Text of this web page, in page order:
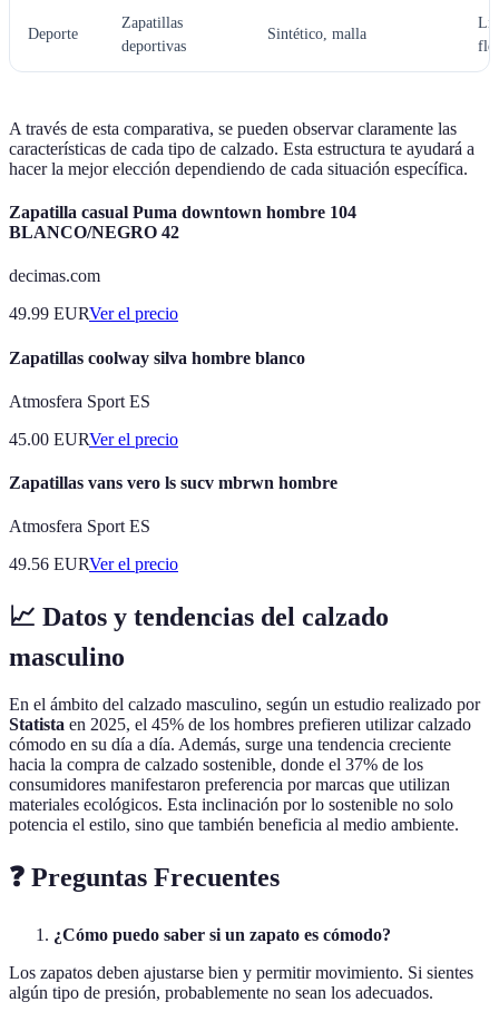
Deporte
Zapatillas
deportivas
Sintético, malla
A través de esta comparativa, se pueden observar claramente las
características de cada tipo de calzado. Esta estructura te ayudará a
hacer la mejor elección dependiendo de cada situación específica.
Zapatilla casual Puma downtown hombre 104
BLANCO/NEGRO 42
decimas.com
49.99 EURVer el precio
Zapatillas coolway silva hombre blanco
Atmosfera Sport ES
45.00 EURVer el precio
Zapatillas vans vero ls sucv mbrwn hombre
Atmosfera Sport ES
49.56 EURVer el precio
📈 Datos y tendencias del calzado
masculino
En el ámbito del calzado masculino, según un estudio realizado por
Statista en 2025, el 45% de los hombres prefieren utilizar calzado
cómodo en su día a día. Además, surge una tendencia creciente
hacia la compra de calzado sostenible, donde el 37% de los
consumidores manifestaron preferencia por marcas que utilizan
materiales ecológicos. Esta inclinación por lo sostenible no solo
potencia el estilo, sino que también beneficia al medio ambiente.
❓ Preguntas Frecuentes
¿Cómo puedo saber si un zapato es cómodo?
Los zapatos deben ajustarse bien y permitir movimiento. Si sientes
algún tipo de presión, probablemente no sean los adecuados.